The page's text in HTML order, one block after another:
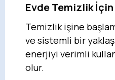
Evde Temizlik İçin
Temizlik işine
ve sistemli bir
enerjiyi verimli
olur.